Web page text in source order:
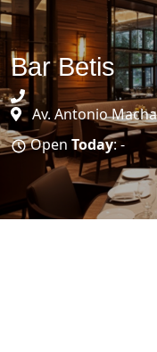
Bar Betis
Av. Antonio
Open Today: -